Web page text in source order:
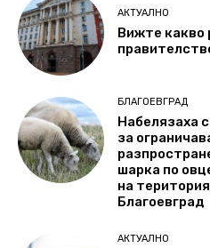
АКТУАЛНО
Вижте какво
БЛАГОЕВГРАД
Набелязаха
за
шарка по
на
Благоевград
АКТУАЛНО